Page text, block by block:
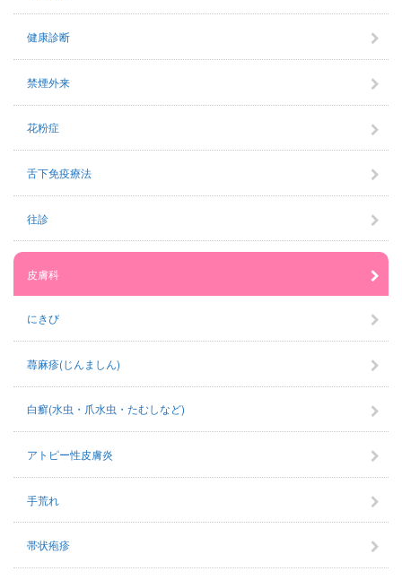
健康診断
禁煙外来
花粉症
舌下免疫療法
往診
皮膚科
にきび
蕁麻疹(じんましん)
白癬(水虫・爪水虫・たむしなど)
アトピー性皮膚炎
手荒れ
帯状疱疹